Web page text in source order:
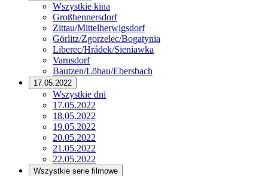
Wszystkie kina
Großhennersdorf
Zittau/Mittelherwigsdorf
Görlitz/Zgorzelec/Bogatynia
Liberec/Hrádek/Sieniawka
Varnsdorf
Bautzen/Löbau/Ebersbach
17.05.2022
Wszystkie dni
17.05.2022
18.05.2022
19.05.2022
20.05.2022
21.05.2022
22.05.2022
Wszystkie serie filmowe